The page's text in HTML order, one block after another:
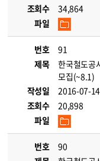
조회수
34,864
파일
번호
91
제목
한국철도공
모집(~8.1)
작성일
2016-07-14
조회수
20,898
파일
번호
90